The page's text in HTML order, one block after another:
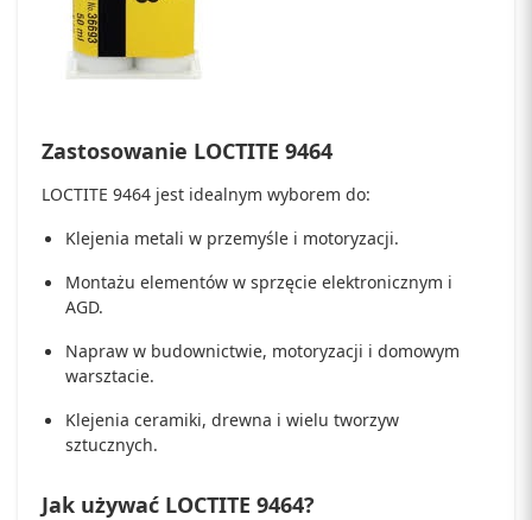
Zastosowanie LOCTITE 9464
LOCTITE 9464 jest idealnym wyborem do:
Klejenia metali w przemyśle i motoryzacji.
Montażu elementów w sprzęcie elektronicznym i
AGD.
Napraw w budownictwie, motoryzacji i domowym
warsztacie.
Klejenia ceramiki, drewna i wielu tworzyw
sztucznych.
Jak używać LOCTITE 9464?